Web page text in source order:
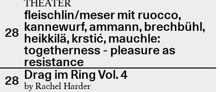
28
THEATER
fleischlin/meser mit ruocco,
kannewurf, ammann, brechbühl,
heikkilä, krstić, mauchle:
togetherness - pleasure as
resistance
28 Drag im Ring Vol. 4
by Rachel Harder